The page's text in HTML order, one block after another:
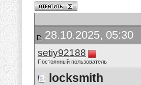
28.10.2025, 05:30
setiy92188
Постоянный пользователь
locksmith